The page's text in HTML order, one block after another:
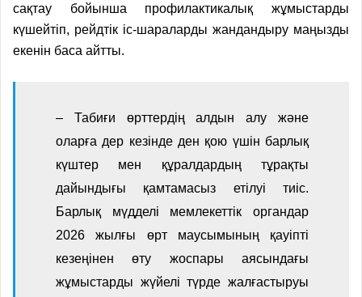
сақтау бойынша профилактикалық жұмыстарды
күшейтіп, рейдтік іс-шараларды жандандыру маңызды
екенін баса айтты.
– Табиғи өрттердің алдын алу және
оларға дер кезінде ден қою үшін барлық
күштер мен құралдардың тұрақты
дайындығы қамтамасыз етілуі тиіс.
Барлық мүдделі мемлекеттік органдар
2026 жылғы өрт маусымының қауіпті
кезеңінен өту жоспары аясындағы
жұмыстарды жүйелі түрде жалғастыруы